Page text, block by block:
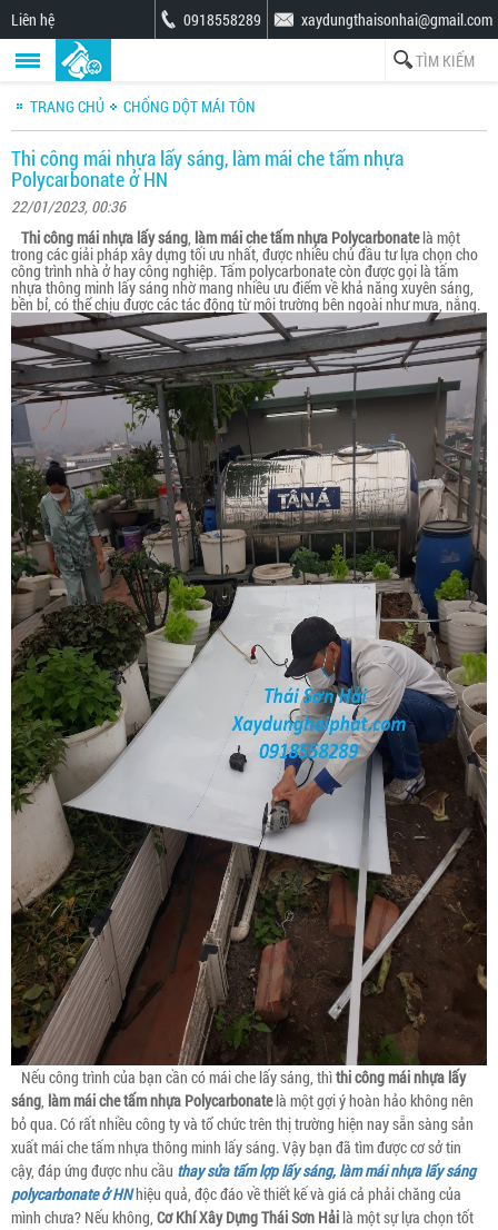
Liên hệ xaydungthaisonhai@gmail.com
0918558289
TRANG CHỦ CHỐNG DỘT MÁI TÔN
Thi công mái nhựa lấy sáng, làm mái che tấm nhựa
Polycarbonate ở HN
22/01/2023, 00:36
Thi công mái nhựa lấy sáng, làm mái che tấm nhựa Polycarbonatelà một
trong các giải pháp xây dựng tối ưu nhất, được nhiều chủ đầu tư lựa chọn cho
công trình nhà ở hay công nghiệp. Tấm polycarbonate còn được gọi là tấm
nhựa thông minh lấy sáng nhờ mang nhiều ưu điểm về khả năng xuyên sáng,
bền bỉ, có thể chịu được các tác động từ môi trường bên ngoài như mưa, nắng.
Nếu công trình của bạn cần có mái che lấy sáng, thìthi công mái nhựa lấy
sáng, làm mái che tấm nhựa Polycarbonatelà một gợi ý hoàn hảo không nên
bỏ qua. Có rất nhiều công ty và tổ chức trên thị trường hiện nay sẵn sàng sản
xuất mái che tấm nhựa thông minh lấy sáng. Vậy bạn đã tìm được cơ sở tin
cậy, đáp ứng được nhu cầu thay sửa tấm lợp lấy sáng, làm mái nhựa lấy sáng
polycarbonate ở HNhiệu quả, độc đáo về thiết kế và giá cả phải chăng của
mình chưa? Nếu không, Cơ Khí Xây Dựng Thái Sơn Hải là một sự lựa chọn tốt